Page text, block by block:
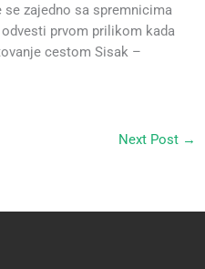
zajedno sa spremnicima
prvom prilikom kada
cestom Sisak –
Next Post →